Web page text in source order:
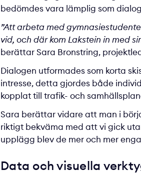
bedömdes vara lämplig som
”Att arbeta med
vid, och där kom Lakstein in med
berättar Sara Bronstring,
Dialogen utformades som korta
intresse, detta gjordes både
kopplat till trafik- och
Sara berättar vidare att man i
riktigt bekväma med att vi gick
upplägg blev de mer och mer
Data och visuella